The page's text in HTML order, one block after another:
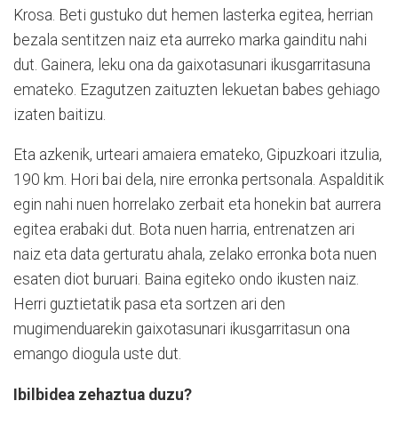
Krosa. Beti gustuko dut hemen lasterka egitea, herrian
bezala sentitzen naiz eta aurreko marka gainditu nahi
dut. Gainera, leku ona da gaixotasunari ikusgarritasuna
emateko. Ezagutzen zaituzten lekuetan babes gehiago
izaten baitizu.
Eta azkenik, urteari amaiera emateko, Gipuzkoari itzulia,
190 km. Hori bai dela, nire erronka pertsonala. Aspalditik
egin nahi nuen horrelako zerbait eta honekin bat aurrera
egitea erabaki dut. Bota nuen harria, entrenatzen ari
naiz eta data gerturatu ahala, zelako erronka bota nuen
esaten diot buruari. Baina egiteko ondo ikusten naiz.
Herri guztietatik pasa eta sortzen ari den
mugimenduarekin gaixotasunari ikusgarritasun ona
emango diogula uste dut.
Ibilbidea zehaztua duzu?